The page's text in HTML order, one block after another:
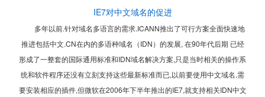
IE7对中文域名的促进
多年以前.针对域名多语言的需求.ICANN推出了可行方案全面快速地
推进包括中文.CN在内的多语种域名（IDN）的发展, 在90年代后期 已经
形成了一整套的国际通用标准和IDN域名解决方案,只是当时相关的操作系
统和软件程序还没有立刻支持这些最新标准而已,以前要使用中文域名,需
要安装相应的插件,但微软在2006年下半年推出的IE7,就支持相关IDN中文